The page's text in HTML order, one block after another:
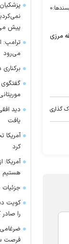
۰
مرزی
گذاری
پیش
ترامپ:
می‌رود
گفتگوی
یافت
آمریکا
کرد
هستیم
کویت
را صادر
فرصت